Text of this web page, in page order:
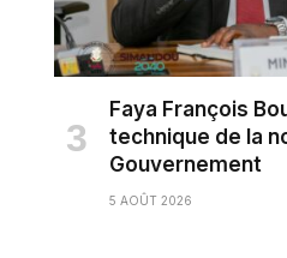
Faya François
technique de la
Gouvernement
5 AOÛT 2026